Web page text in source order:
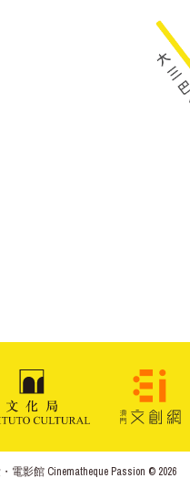
電影館 Cinematheque Passion © 2026